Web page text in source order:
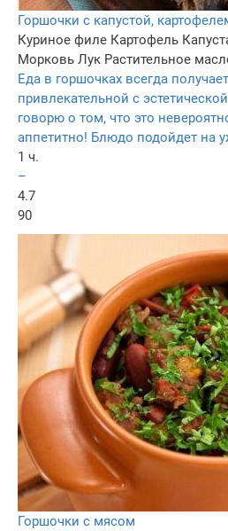
Горшочки с капустой,
Куриное филе Картофель
Морковь Лук Растительное
Еда в горшочках всегда
привлекательной с
говорю о том, что это
аппетитно! Блюдо подойдет на
1 ч.
–
4.7
90
Горшочки с мясом